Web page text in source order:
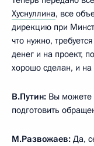
Хуснуллина, все
дирекцию при
что нужно,
денег и на проект,
хорошо сделан, и
В.Путин: Вы можете
подготовить
М.Развожаев: Да,